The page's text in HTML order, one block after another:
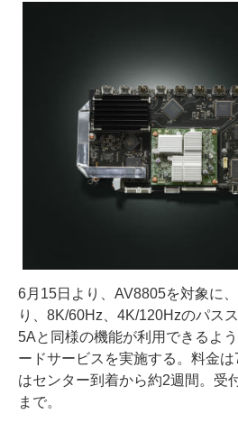
6月15日より、AV8805を対象に
り、8K/60Hz、4K/120Hzのパス
5Aと同様の機能が利用できるよ
ードサービスを実施する。料金
はセンター到着から約2週間。受
まで。